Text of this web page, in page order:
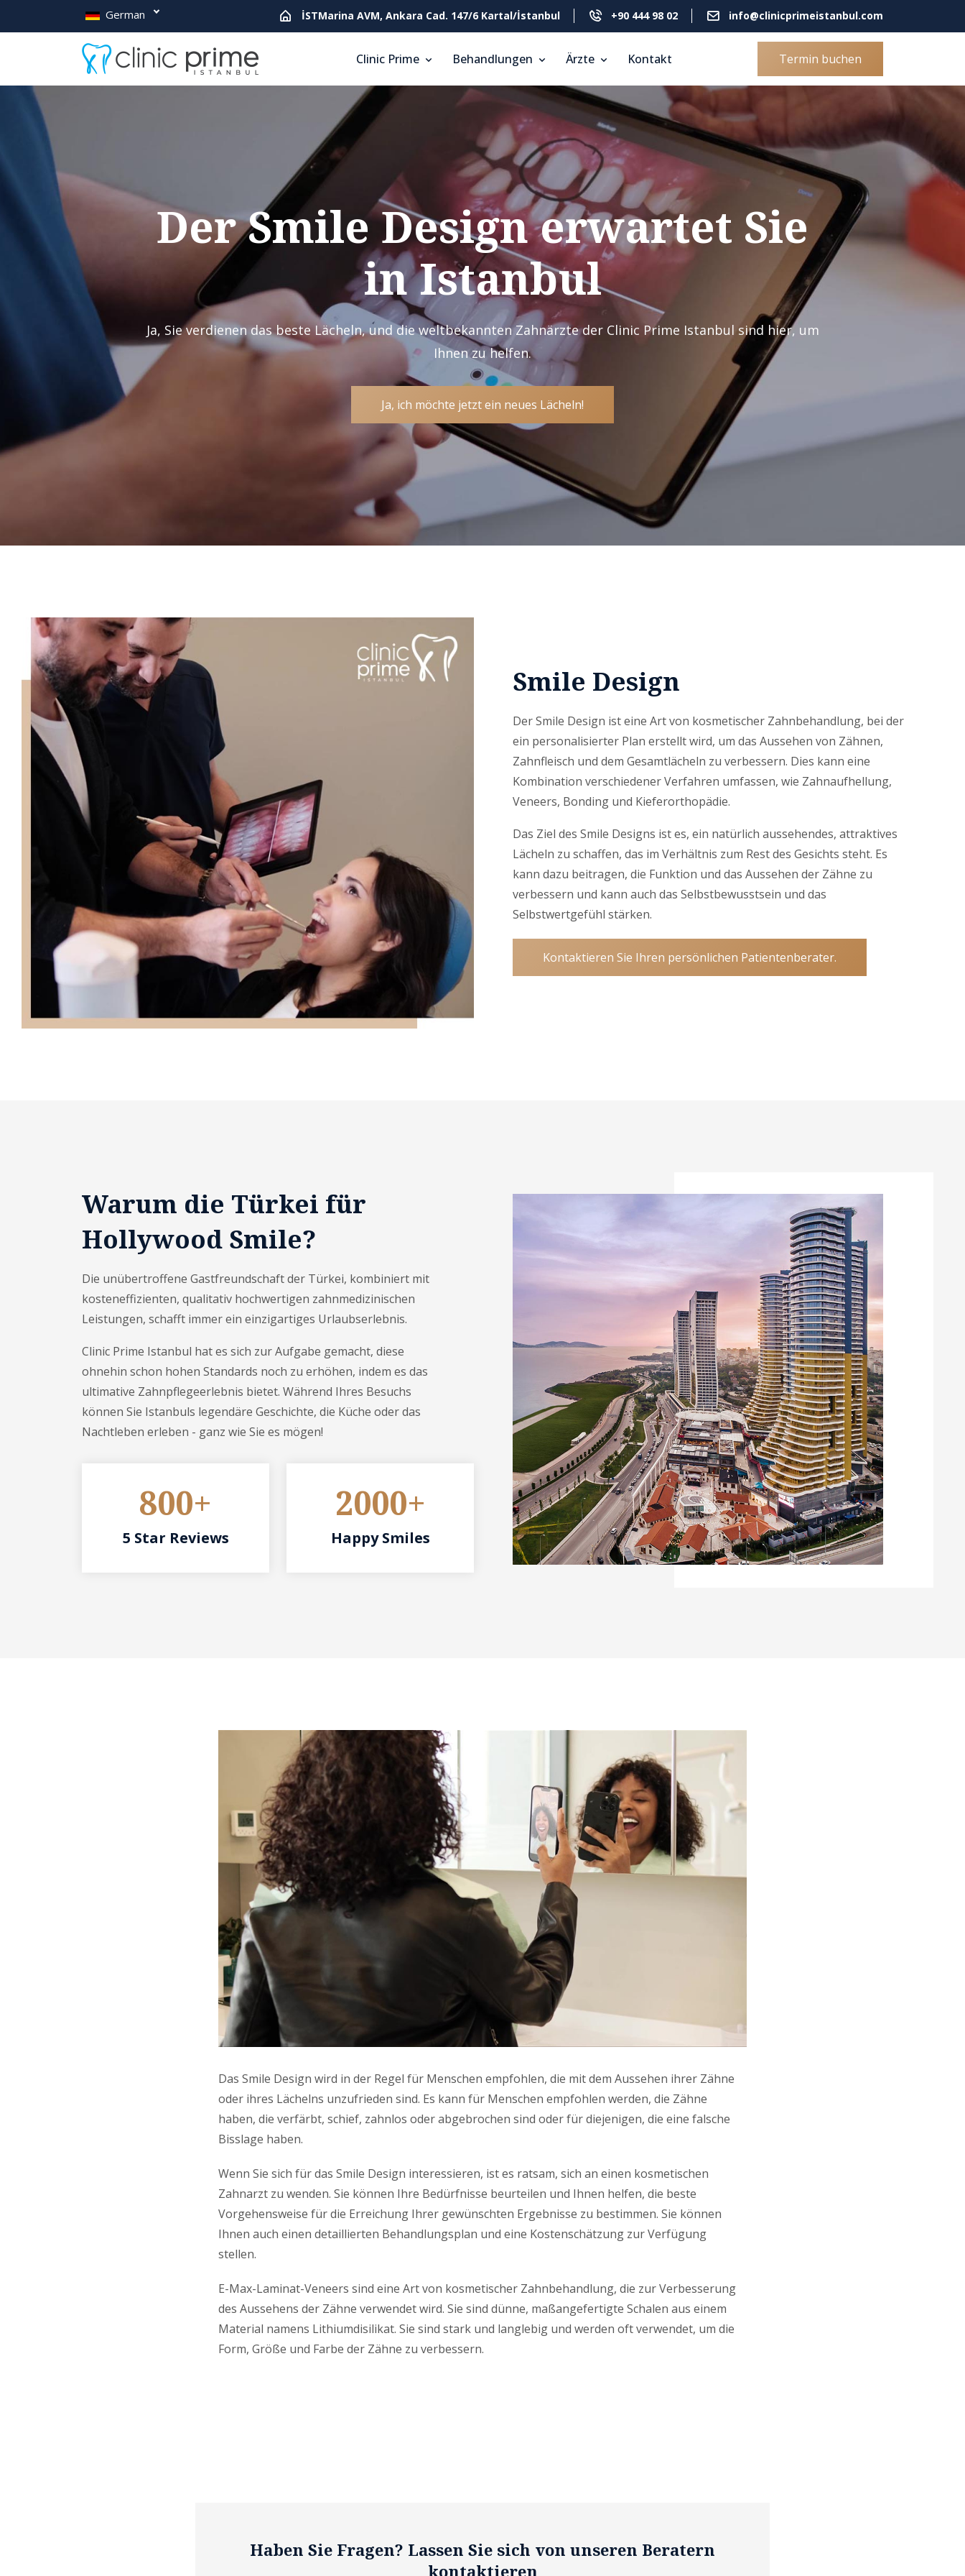
German İSTMarina AVM, Ankara Cad. 147/6 Kartal/İstanbul +90 444 98 02 info@clinicprimeistanbul.com
Clinic Prime Behandlungen Ärzte Kontakt Termin buchen
Der Smile Design erwartet Sie
in Istanbul
Ja, Sie verdienen das beste Lächeln, und die weltbekannten Zahnärzte der Clinic Prime Istanbul sind hier, um
Ihnen zu helfen.
Ja, ich möchte jetzt ein neues Lächeln!
Smile Design
Der Smile Design ist eine Art von kosmetischer Zahnbehandlung, bei der
ein personalisierter Plan erstellt wird, um das Aussehen von Zähnen,
Zahnfleisch und dem Gesamtlächeln zu verbessern. Dies kann eine
Kombination verschiedener Verfahren umfassen, wie Zahnaufhellung,
Veneers, Bonding und Kieferorthopädie.
Das Ziel des Smile Designs ist es, ein natürlich aussehendes, attraktives
Lächeln zu schaffen, das im Verhältnis zum Rest des Gesichts steht. Es
kann dazu beitragen, die Funktion und das Aussehen der Zähne zu
verbessern und kann auch das Selbstbewusstsein und das
Selbstwertgefühl stärken.
Kontaktieren Sie Ihren persönlichen Patientenberater.
Warum die Türkei für
Hollywood Smile?
Die unübertroffene Gastfreundschaft der Türkei, kombiniert mit
kosteneffizienten, qualitativ hochwertigen zahnmedizinischen
Leistungen, schafft immer ein einzigartiges Urlaubserlebnis.
Clinic Prime Istanbul hat es sich zur Aufgabe gemacht, diese
ohnehin schon hohen Standards noch zu erhöhen, indem es das
ultimative Zahnpflegeerlebnis bietet. Während Ihres Besuchs
können Sie Istanbuls legendäre Geschichte, die Küche oder das
Nachtleben erleben - ganz wie Sie es mögen!
800+
5 Star Reviews
2000+
Happy Smiles
Das Smile Design wird in der Regel für Menschen empfohlen, die mit dem Aussehen ihrer Zähne
oder ihres Lächelns unzufrieden sind. Es kann für Menschen empfohlen werden, die Zähne
haben, die verfärbt, schief, zahnlos oder abgebrochen sind oder für diejenigen, die eine falsche
Bisslage haben.
Wenn Sie sich für das Smile Design interessieren, ist es ratsam, sich an einen kosmetischen
Zahnarzt zu wenden. Sie können Ihre Bedürfnisse beurteilen und Ihnen helfen, die beste
Vorgehensweise für die Erreichung Ihrer gewünschten Ergebnisse zu bestimmen. Sie können
Ihnen auch einen detaillierten Behandlungsplan und eine Kostenschätzung zur Verfügung
stellen.
E-Max-Laminat-Veneers sind eine Art von kosmetischer Zahnbehandlung, die zur Verbesserung
des Aussehens der Zähne verwendet wird. Sie sind dünne, maßangefertigte Schalen aus einem
Material namens Lithiumdisilikat. Sie sind stark und langlebig und werden oft verwendet, um die
Form, Größe und Farbe der Zähne zu verbessern.
Haben Sie Fragen? Lassen Sie sich von unseren Beratern
kontaktieren